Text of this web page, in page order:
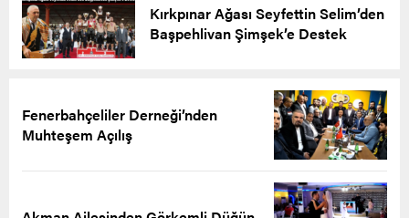
Kırkpınar Ağası Seyfettin Selim’den
Başpehlivan Şimşek’e Destek
Fenerbahçeliler Derneği’nden
Muhteşem Açılış